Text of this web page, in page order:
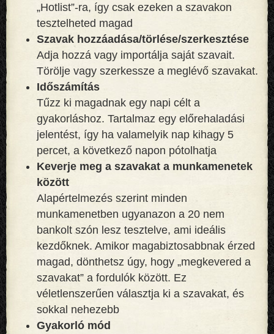
„Hotlist”-ra, így csak ezeken a szavakon
tesztelheted magad
Szavak hozzáadása/törlése/szerkesztése
Adja hozzá vagy importálja saját szavait.
Törölje vagy szerkessze a meglévő szavakat.
Időszámítás
Tűzz ki magadnak egy napi célt a
gyakorláshoz. Tartalmaz egy előrehaladási
jelentést, így ha valamelyik nap kihagy 5
percet, a következő napon pótolhatja
Keverje meg a szavakat a munkamenetek
között
Alapértelmezés szerint minden
munkamenetben ugyanazon a 20 nem
bankolt szón lesz tesztelve, ami ideális
kezdőknek. Amikor magabiztosabbnak érzed
magad, dönthetsz úgy, hogy „megkevered a
szavakat” a fordulók között. Ez
véletlenszerűen választja ki a szavakat, és
sokkal nehezebb
Gyakorló mód